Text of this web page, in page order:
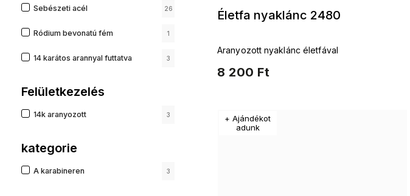
Sebészeti acél 26
Ródium bevonatú fém 1
14 karátos arannyal futtatva 3
Felületkezelés
14k aranyozott 3
kategorie
A karabineren 3
Életfa nyaklánc 2480
8 200 Ft
Aranyozott nyaklánc életfával
+ Ajándékot
adunk